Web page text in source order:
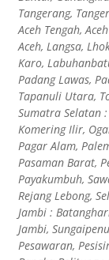
Tangerang,
Aceh Tengah,
Aceh, Langsa,
Karo,
Padang Lawas,
Tapanuli Utara,
Sumatra Selatan
Komering Ilir,
Pagar Alam,
Pasaman Barat,
Payakumbuh,
Rejang Lebong,
Jambi :
Jambi,
Pesawaran,